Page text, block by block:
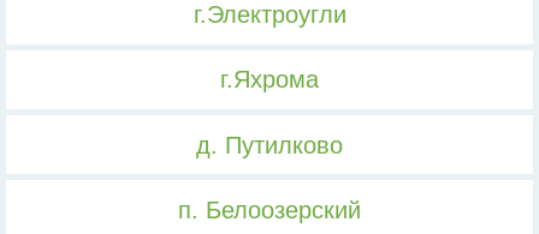
г.Электроугли
г.Яхрома
д. Путилково
п. Белоозерский